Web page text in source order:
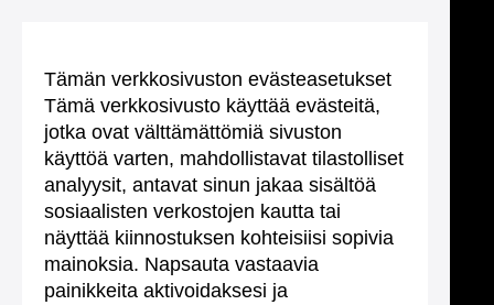
Tämän verkkosivuston evästeasetukset
Tämä verkkosivusto käyttää evästeitä,
jotka ovat välttämättömiä sivuston
käyttöä varten, mahdollistavat tilastolliset
analyysit, antavat sinun jakaa sisältöä
sosiaalisten verkostojen kautta tai
näyttää kiinnostuksen kohteisiisi sopivia
mainoksia. Napsauta vastaavia
painikkeita aktivoidaksesi ja